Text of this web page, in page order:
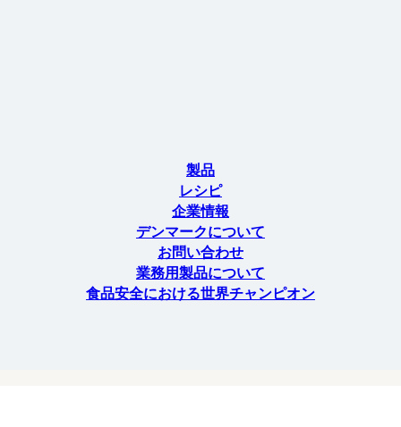
製品
レシピ
企業情報
デンマークについて
お問い合わせ
業務用製品について
食品安全における世界チャンピオン